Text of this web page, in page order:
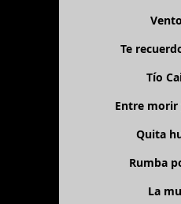
Te
Tío
Entre
Quita
Rumba
La